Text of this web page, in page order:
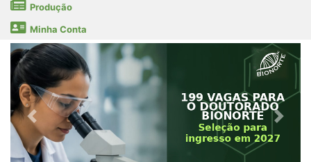
Produção
Minha Conta
Previous Next